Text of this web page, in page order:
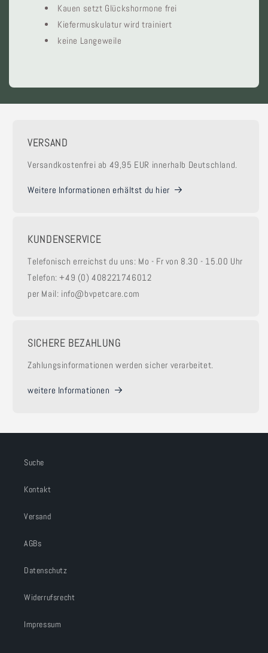
Kauen setzt Glückshormone frei
Kiefermuskulatur wird trainiert
keine Langeweile
VERSAND
Versandkostenfrei ab 49,95 EUR innerhalb Deutschland.
Weitere Informationen erhältst du hier
KUNDENSERVICE
Telefonisch erreichst du uns: Mo - Fr von 8.30 - 15.00 Uhr
Telefon: +49 (0) 408221746012
per Mail: info@bvpetcare.com
SICHERE BEZAHLUNG
Zahlungsinformationen werden sicher verarbeitet.
weitere Informationen
Suche
Kontakt
Versand
AGBs
Datenschutz
Widerrufsrecht
Impressum